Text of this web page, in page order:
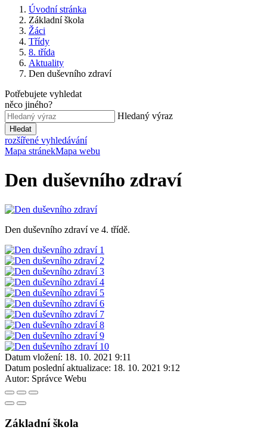
Úvodní stránka
Základní škola
Žáci
Třídy
8. třída
Aktuality
Den duševního zdraví
Potřebujete vyhledat
něco jiného?
Hledaný výraz
Hledat
rozšířené vyhledávání
Mapa stránekMapa webu
Den duševního zdraví
Den duševního zdraví ve 4. třídě.
Datum vložení: 18. 10. 2021 9:11
Datum poslední aktualizace: 18. 10. 2021 9:12
Autor: Správce Webu
Základní škola